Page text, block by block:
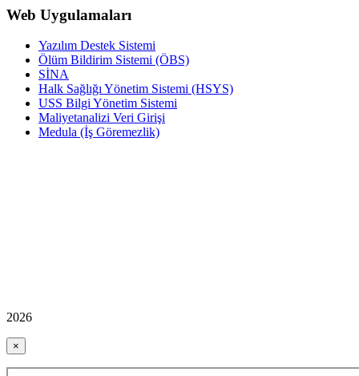
Web Uygulamaları
Yazılım Destek Sistemi
Ölüm Bildirim Sistemi (ÖBS)
SİNA
Halk Sağlığı Yönetim Sistemi (HSYS)
USS Bilgi Yönetim Sistemi
Maliyetanalizi Veri Girişi
Medula (İş Göremezlik)
2026
×